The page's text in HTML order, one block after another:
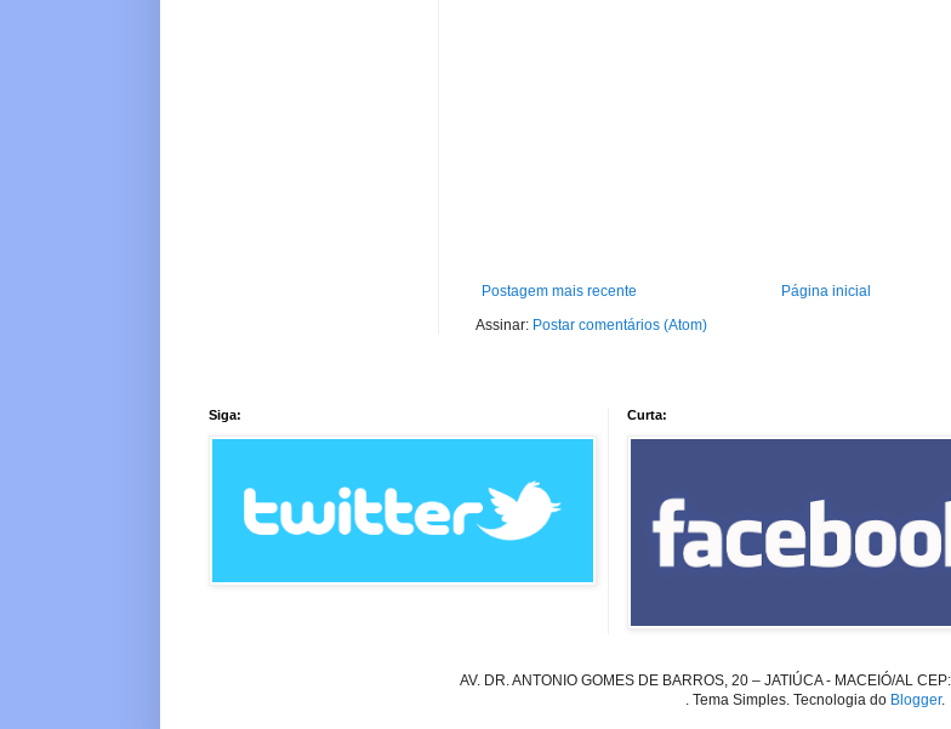
Postagem mais recente
Página inicial
Assinar: Postar comentários (Atom)
Siga: Curta:
AV. DR. ANTONIO GOMES DE BARROS, 20 – JATIÚCA - MACEIÓ/AL
. Tema Simples. Tecnologia do Blogger.